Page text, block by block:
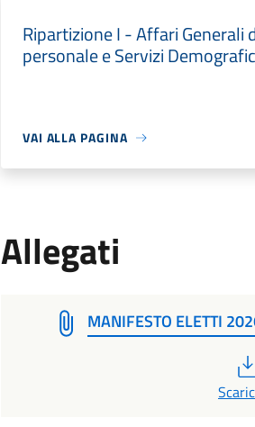
Ripartizione I - Affari Generali
personale e Servizi
VAI ALLA PAGINA
Allegati
MANIFESTO ELETTI